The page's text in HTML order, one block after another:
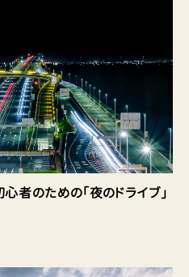
者のための「夜のドライブ」